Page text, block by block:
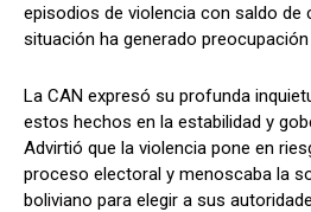
episodios de violencia con saldo de
situación ha generado
La CAN expresó su profunda
estos hechos en la estabilidad y
Advirtió que la violencia pone en
proceso electoral y menoscaba la
boliviano para elegir a sus